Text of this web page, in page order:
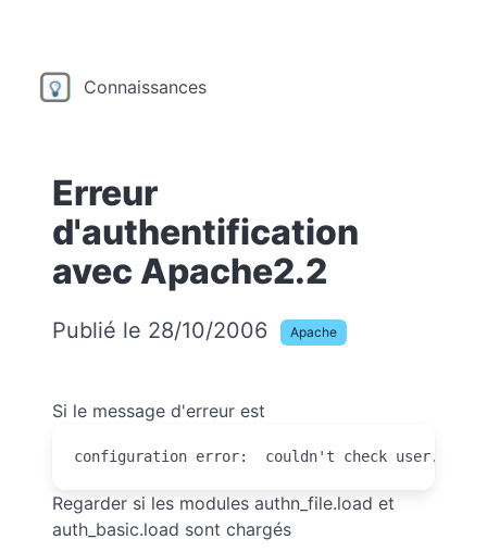
Connaissances
Erreur
d'authentification
avec Apache2.2
Publié le 28/10/2006 Apache
Si le message d'erreur est
configuration error:  couldn't check user.
Regarder si les modules authn_file.load et
auth_basic.load sont chargés